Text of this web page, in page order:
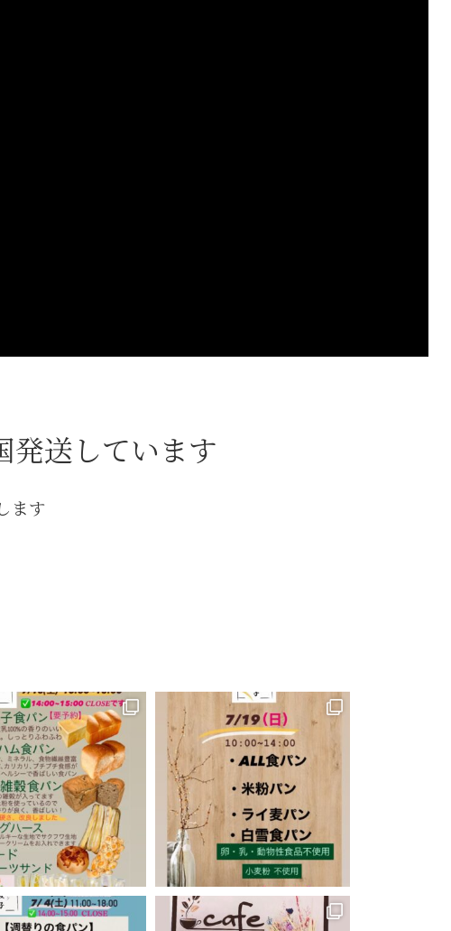
発送しています
ます